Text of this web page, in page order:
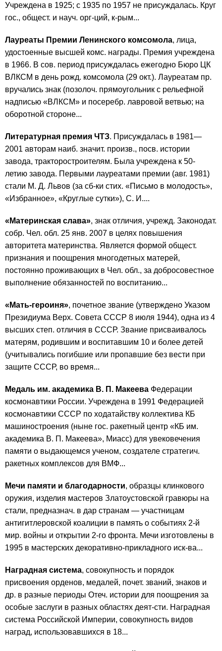
Учреждена в 1925; с 1935 по 1957 не присуждалась. Круг
гос., общест. и науч. орг-ций, к-рым...
Лауреаты Премии Ленинского комсомола, лица,
удостоенные высшей комс. награды. Премия учреждена
в 1966. В сов. период присуждалась ежегодно Бюро ЦК
ВЛКСМ в день рожд. комсомола (29 окт.). Лауреатам пр.
вручались знак (позолоч. прямоугольник с рельефной
надписью «ВЛКСМ» и посеребр. лавровой ветвью; на
оборотной стороне...
Литературная премия ЧТЗ. Присуждалась в 1981—
2001 авторам наиб. значит. произв., посв. истории
завода, тракторостроителям. Была учреждена к 50-
летию завода. Первыми лауреатами премии (авг. 1981)
стали М. Д. Львов (за сб-ки стих. «Письмо в молодость»,
«Избранное», «Круглые сутки»), С. И....
«Материнская слава», знак отличия, учрежд. Законодат.
собр. Чел. обл. 25 янв. 2007 в целях повышения
авторитета материнства. Является формой общест.
признания и поощрения многодетных матерей,
постоянно проживающих в Чел. обл., за добросовестное
выполнение обязанностей по воспитанию...
«Мать-героиня», почетное звание (утверждено Указом
Президиума Верх. Совета СССР 8 июля 1944), одна из 4
высших степ. отличия в СССР. Звание присваивалось
матерям, родившим и воспитавшим 10 и более детей
(учитывались погибшие или пропавшие без вести при
защите СССР, во время...
Медаль им. академика В. П. Макеева Федерации
космонавтики России. Учреждена в 1991 Федерацией
космонавтики СССР по ходатайству коллектива КБ
машиностроения (ныне гос. ракетный центр «КБ им.
академика В. П. Макеева», Миасс) для увековечения
памяти о выдающемся ученом, создателе стратегич.
ракетных комплексов для ВМФ...
Мечи памяти и благодарности, образцы клинкового
оружия, изделия мастеров Златоустовской гравюры на
стали, предназнач. в дар странам — участницам
антигитлеровской коалиции в память о событиях 2-й
мир. войны и открытии 2-го фронта. Мечи изготовлены в
1995 в мастерских декоративно-прикладного иск-ва...
Наградная система, совокупность и порядок
присвоения орденов, медалей, почет. званий, знаков и
др. в разные периоды Отеч. истории для поощрения за
особые заслуги в разных областях деят-сти. Наградная
система Российской Империи, совокупность видов
наград, использовавшихся в 18...